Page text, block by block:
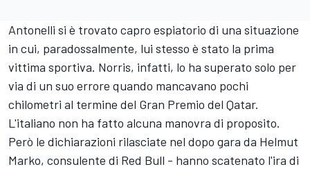
Antonelli si è trovato capro espiatorio di una situazione
in cui, paradossalmente, lui stesso è stato la prima
vittima sportiva. Norris, infatti, lo ha superato solo per
via di un suo errore quando mancavano pochi
chilometri al termine del Gran Premio del Qatar.
L'italiano non ha fatto alcuna manovra di proposito.
Però le dichiarazioni rilasciate nel dopo gara da Helmut
Marko, consulente di Red Bull - hanno scatenato l'ira di